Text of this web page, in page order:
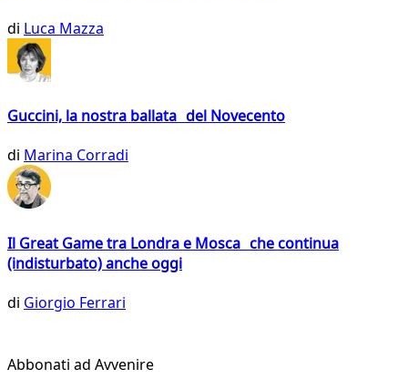
di Luca Mazza
Guccini, la nostra ballata del Novecento
di Marina Corradi
Il Great Game tra Londra e Mosca che continua
(indisturbato) anche oggi
di Giorgio Ferrari
Abbonati ad Avvenire